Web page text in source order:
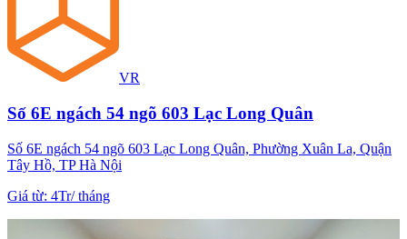
VR
Số 6E ngách 54 ngõ 603 Lạc Long Quân
Số 6E ngách 54 ngõ 603 Lạc Long Quân, Phường Xuân La, Quận
Tây Hồ, TP Hà Nội
Giá từ: 4Tr/tháng